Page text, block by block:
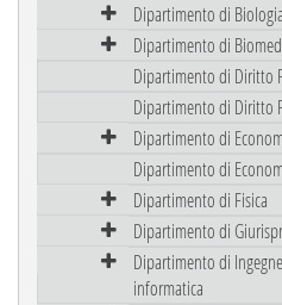
Dipartimento di Biologia
Dipartimento di
Dipartimento di Diritto
Dipartimento di Diritto
Dipartimento di
Dipartimento di
Dipartimento di Fisica
Dipartimento di
Dipartimento di
informatica